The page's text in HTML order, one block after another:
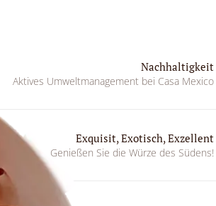
Nachhaltigkeit
Aktives Umweltmanagement bei Casa Mexico
Exquisit, Exotisch, Exzellent
Genießen Sie die Würze des Südens!